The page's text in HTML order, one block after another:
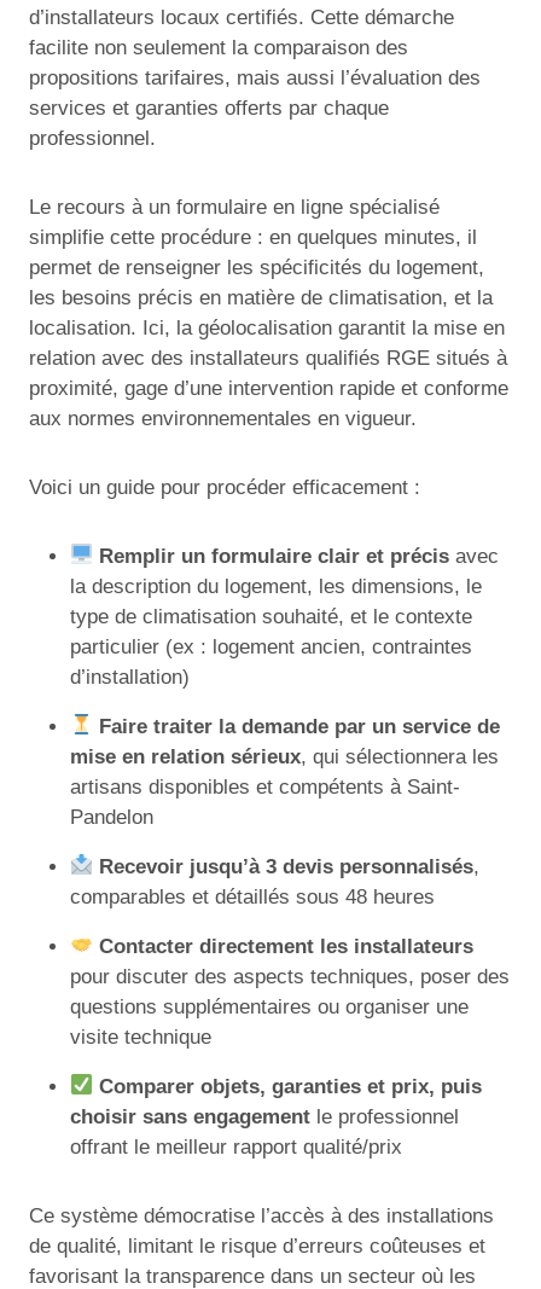
d’installateurs locaux certifiés. Cette démarche
facilite non seulement la comparaison des
propositions tarifaires, mais aussi l’évaluation des
services et garanties offerts par chaque
professionnel.
Le recours à un formulaire en ligne spécialisé
simplifie cette procédure : en quelques minutes, il
permet de renseigner les spécificités du logement,
les besoins précis en matière de climatisation, et la
localisation. Ici, la géolocalisation garantit la mise en
relation avec des installateurs qualifiés RGE situés à
proximité, gage d’une intervention rapide et conforme
aux normes environnementales en vigueur.
Voici un guide pour procéder efficacement :
Remplir un formulaire clair et précis avec
la description du logement, les dimensions, le
type de climatisation souhaité, et le contexte
particulier (ex : logement ancien, contraintes
d’installation)
Faire traiter la demande par un service de
mise en relation sérieux, qui sélectionnera les
artisans disponibles et compétents à Saint-
Pandelon
Recevoir jusqu’à 3 devis personnalisés,
comparables et détaillés sous 48 heures
Contacter directement les installateurs
pour discuter des aspects techniques, poser des
questions supplémentaires ou organiser une
visite technique
Comparer objets, garanties et prix, puis
choisir sans engagement le professionnel
offrant le meilleur rapport qualité/prix
Ce système démocratise l’accès à des installations
de qualité, limitant le risque d’erreurs coûteuses et
favorisant la transparence dans un secteur où les